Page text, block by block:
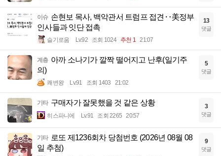
이슈 손현보 목사, 백악관서 트럼프 접견‥美정부
인사들과 잇단 접촉
슬기로움 Lv.92 조회 1024 추천 1 21:07
13
댓글
계층 아까 소나기가 깔짝 떨어지고 난후(일기주
의)
쾌변왕 Lv.91 조회 1403 21:02
5
댓글
기타 구매자가 잘못했을 것 같은 상황
히스파니에 Lv.91 조회 2265 20:57
3
댓글
기타 로또 제1236회차 당첨번호 (2026년 08월 08
일 추첨)
9
댓글